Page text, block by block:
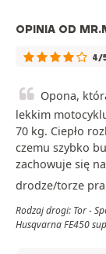
OPINIA OD
4/
Opona,
lekkim
70 kg. Ciepło
czemu szybko
zachowuje się
drodze/torze
Rodzaj drogi: Tor -
Husqvarna FE450